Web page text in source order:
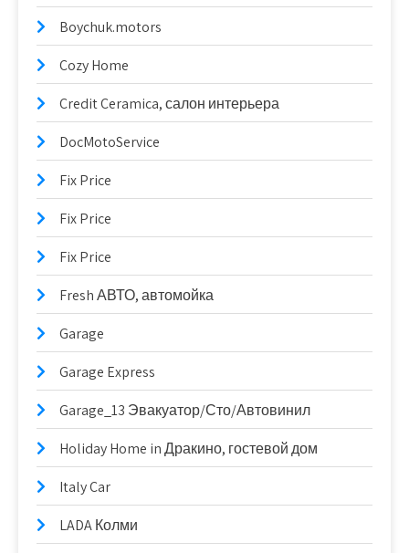
Boychuk.motors
Cozy Home
Credit Ceramica, салон интерьера
DocMotoService
Fix Price
Fix Price
Fix Price
Fresh АВТО, автомойка
Garage
Garage Express
Garage_13 Эвакуатор/Сто/Автовинил
Holiday Home in Дракино, гостевой дом
Italy Car
LADA Колми